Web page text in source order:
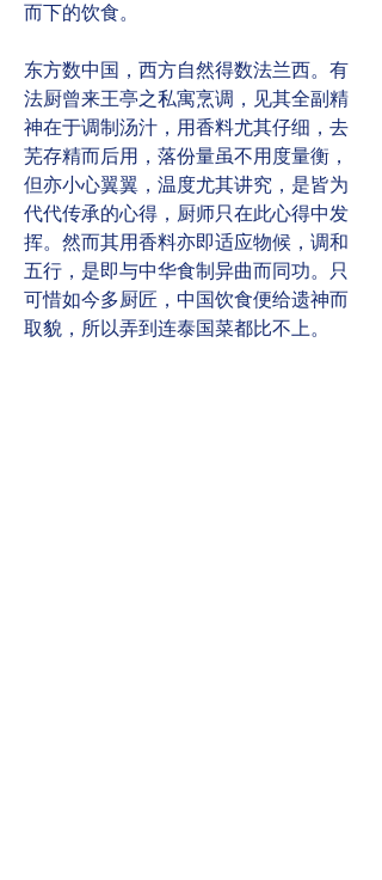
而下的饮食。
东方数中国，西方自然得数法兰西。有
法厨曾来王亭之私寓烹调，见其全副精
神在于调制汤汁，用香料尤其仔细，去
芜存精而后用，落份量虽不用度量衡，
但亦小心翼翼，温度尤其讲究，是皆为
代代传承的心得，厨师只在此心得中发
挥。然而其用香料亦即适应物候，调和
五行，是即与中华食制异曲而同功。只
可惜如今多厨匠，中国饮食便给遗神而
取貌，所以弄到连泰国菜都比不上。